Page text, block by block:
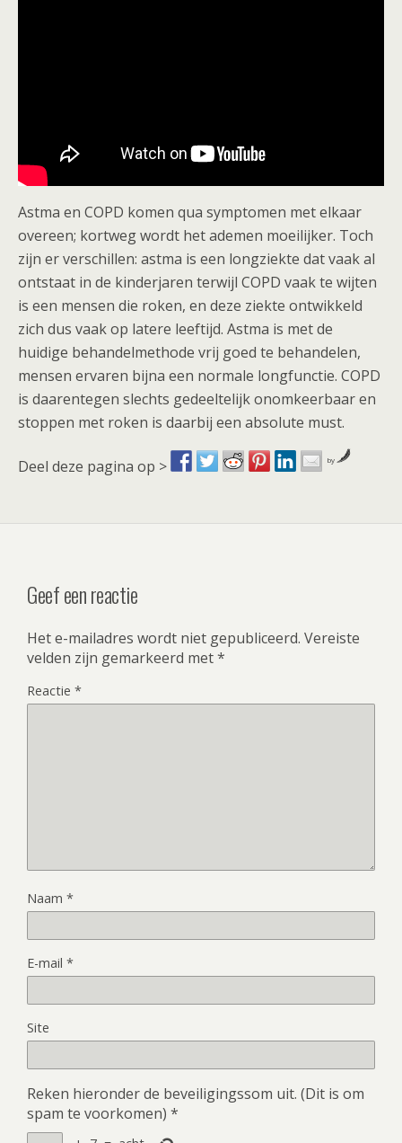
Astma en COPD komen qua symptomen met elkaar
overeen; kortweg wordt het ademen moeilijker. Toch
zijn er verschillen: astma is een longziekte dat vaak al
ontstaat in de kinderjaren terwijl COPD vaak te wijten
is een mensen die roken, en deze ziekte ontwikkeld
zich dus vaak op latere leeftijd. Astma is met de
huidige behandelmethode vrij goed te behandelen,
mensen ervaren bijna een normale longfunctie. COPD
is daarentegen slechts gedeeltelijk onomkeerbaar en
stoppen met roken is daarbij een absolute must.
Deel deze pagina op > by
Geef een reactie
Het e-mailadres wordt niet gepubliceerd. Vereiste
velden zijn gemarkeerd met*
Reactie *
Naam *
E-mail *
Site
Reken hieronder de beveiligingssom uit. (Dit is om
spam te voorkomen) *